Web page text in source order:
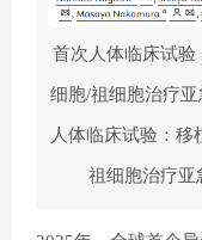
首次人体临床试
细胞/祖细胞治疗
人体临床试验：
祖细胞治疗亚